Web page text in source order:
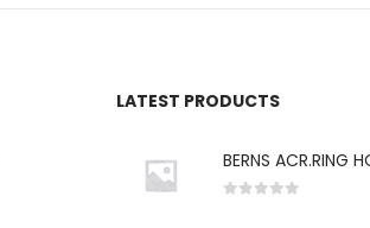
LATEST PRODUCTS